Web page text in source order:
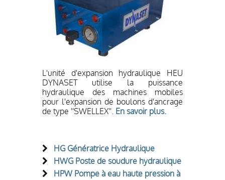
L'unité d'expansion hydraulique HEU
DYNASET utilise la puissance
hydraulique des machines mobiles
pour l'expansion de boulons d'ancrage
de type ''SWELLEX''. En savoir plus.
HG Génératrice Hydraulique
HWG Poste de soudure hydraulique
HPW Pompe à eau haute pression à